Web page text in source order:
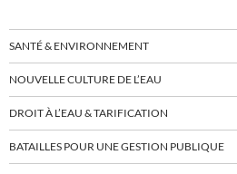
SANTÉ & ENVIRONNEMENT
NOUVELLE CULTURE DE L’EAU
DROIT À L’EAU & TARIFICATION
BATAILLES POUR UNE GESTION PUBLIQUE